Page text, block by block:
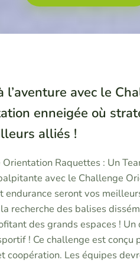
l’aventure avec le
enneigée où
alliés !
Orientation Raquettes : Un
avec le Challenge
endurance seront vos
recherche des balises
des grands espaces !
! Ce challenge est
coopération. Les équipes